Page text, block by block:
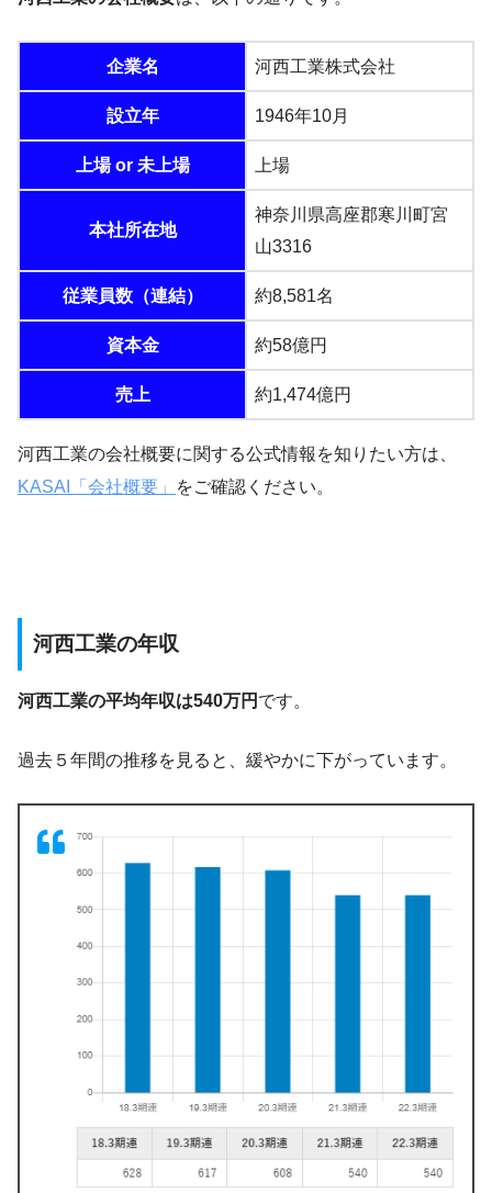
企業名 河西工業株式会社
設立年 1946年10月
上場 or 未上場 上場
本社所在地
神奈川県高座郡寒川町宮
山3316
従業員数（連結） 約8,581名
資本金 約58億円
売上 約1,474億円
河西工業の会社概要に関する公式情報を知りたい方は、
KASAI「会社概要」
をご確認ください。
河西工業の年収
河西工業の平均年収は540万円 です。
過去５年間の推移を見ると、緩やかに下がっています。